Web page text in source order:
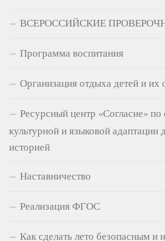
ВСЕРОССИЙСКИЕ
Программа воспитания
Организация отдыха детей и их
Ресурсный центр «Согласие» по
культурной и языковой адаптации
историей
Наставничество
Реализация ФГОС
Как сделать лето безопасным и